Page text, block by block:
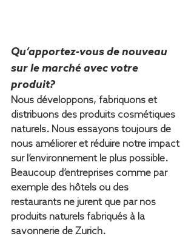
Qu’apportez-vous de nouveau
sur le marché avec votre
produit?
Nous développons, fabriquons et
distribuons des produits cosmétiques
naturels. Nous essayons toujours de
nous améliorer et réduire notre impact
sur l’environnement le plus possible.
Beaucoup d’entreprises comme par
exemple des hôtels ou des
restaurants ne jurent que par nos
produits naturels fabriqués à la
savonnerie de Zurich.